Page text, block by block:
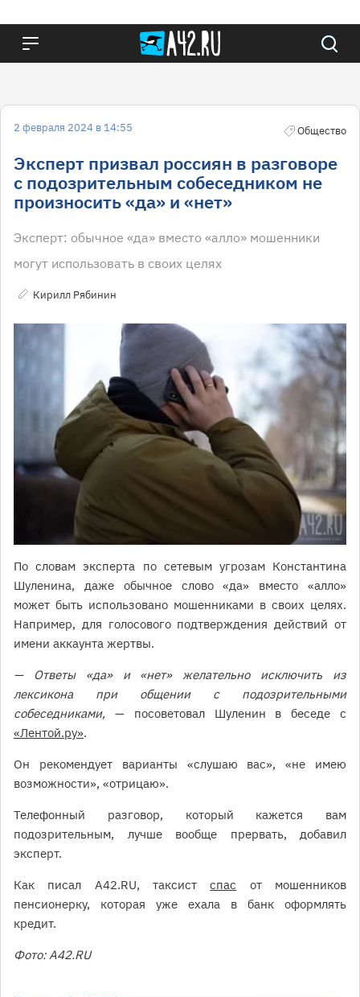
2 февраля 2024 в 14:55 Общество
Эксперт призвал россиян в разговоре
с подозрительным собеседником не
произносить «да» и «нет»
Эксперт: обычное «да» вместо «алло» мошенники
могут использовать в своих целях
Кирилл Рябинин
По словам эксперта по сетевым угрозам Константина
Шуленина, даже обычное слово «да» вместо «алло»
может быть использовано мошенниками в своих целях.
Например, для голосового подтверждения действий от
имени аккаунта жертвы.
— Ответы «да» и «нет» желательно исключить из
лексикона при общении с подозрительными
собеседниками, — посоветовал Шуленин в беседе с
«Лентой.ру».
Он рекомендует варианты «слушаю вас», «не имею
возможности», «отрицаю».
Телефонный разговор, который кажется вам
подозрительным, лучше вообще прервать, добавил
эксперт.
Как писал А42.RU, таксистспас от мошенников
пенсионерку, которая уже ехала в банк оформлять
кредит.
Фото: А42.RU